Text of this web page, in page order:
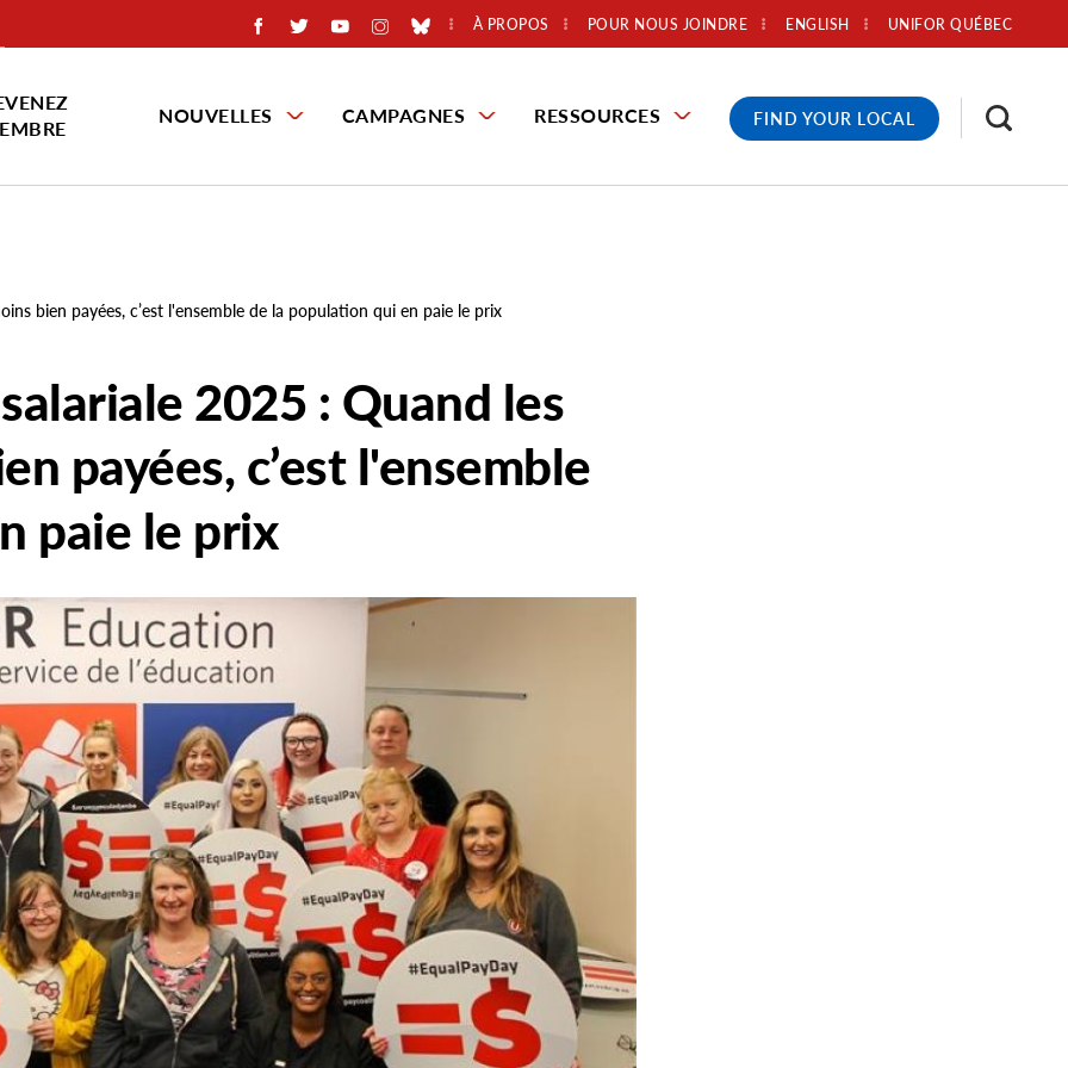
À PROPOS POUR NOUS JOINDRE UNIFOR QUÉBEC
ENGLISH
NOUVELLES CAMPAGNES RESSOURCES FIND YOUR LOCAL
bien payées, c’est l'ensemble de la population qui en paie le prix
2025 : Quand les
payées, c’est l'ensemble
paie le prix